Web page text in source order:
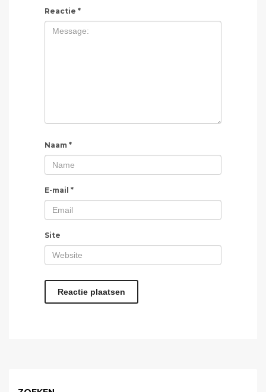
Reactie *
Naam *
E-mail *
Site